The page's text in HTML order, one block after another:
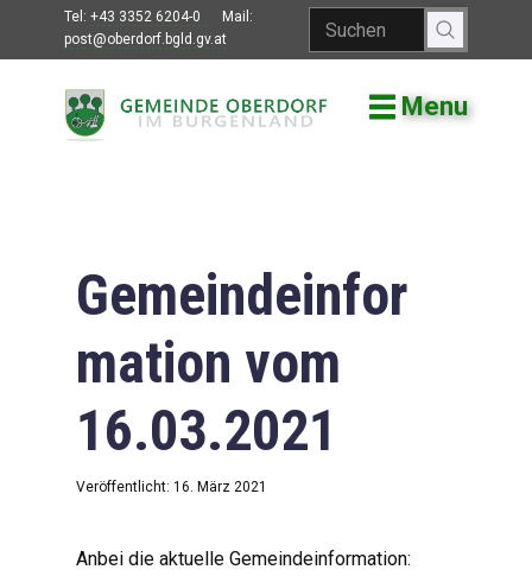
Tel: +43 3352 6204-0
Mail:
post@oberdorf.bgld.gv.at
Menu
Willkommen
Gemeindeamt
Gemeinderat
Bildung
Vereine
Gemeindeinfor
mation vom
16.03.2021
Veröffentlicht: 16. März 2021
Anbei die aktuelle Gemeindeinformation: